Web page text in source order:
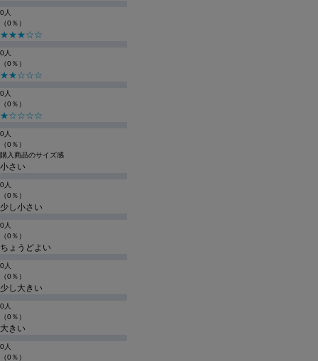
0人
（0％）
★★★☆☆
0人
（0％）
★★☆☆☆
0人
（0％）
★☆☆☆☆
0人
（0％）
購入商品のサイズ感
小さい
0人
（0％）
少し小さい
0人
（0％）
ちょうどよい
0人
（0％）
少し大きい
0人
（0％）
大きい
0人
（0％）